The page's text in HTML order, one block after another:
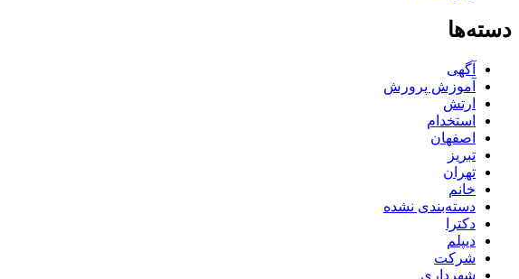
دسته‌ها
آگهی
آموزش پرورش
ارتش
استخدام
اصفهان
تبریز
تهران
خانم
دسته‌بندی نشده
دکترا
دیپلم
شرکت
شهرداری